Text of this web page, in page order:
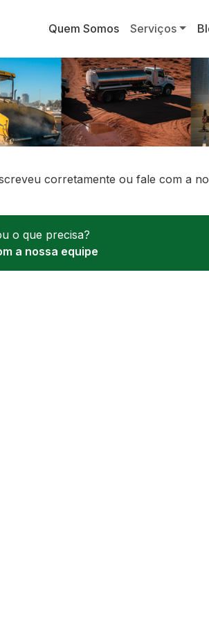
Quem Somos Serviços
corretamente ou fale com a
o que precisa?
a nossa equipe